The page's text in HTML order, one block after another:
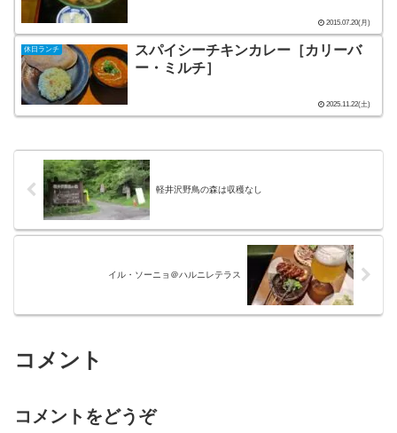
2015.07.20(月)
休日ランチ
スパイシーチキンカレー［カリーバ
ー・ミルチ］
2025.11.22(土)
軽井沢野鳥の森は収穫なし
イル・ソーニョ＠ハルニレテラス
コメント
コメントをどうぞ